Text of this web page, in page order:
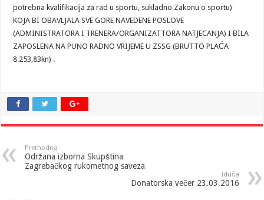
potrebna kvalifikacija za rad u sportu, sukladno Zakonu o sportu)
KOJA BI OBAVLJALA SVE GORE NAVEDENE POSLOVE
(ADMINISTRATORA I TRENERA/ORGANIZATTORA NATJECANJA) I BILA
ZAPOSLENA NA PUNO RADNO VRIJEME U ZSSG (BRUTTO PLAĆA
8.253,83kn) .
Prethodna
Održana izborna Skupština
Zagrebačkog rukometnog saveza
Iduća
Donatorska večer 23.03.2016